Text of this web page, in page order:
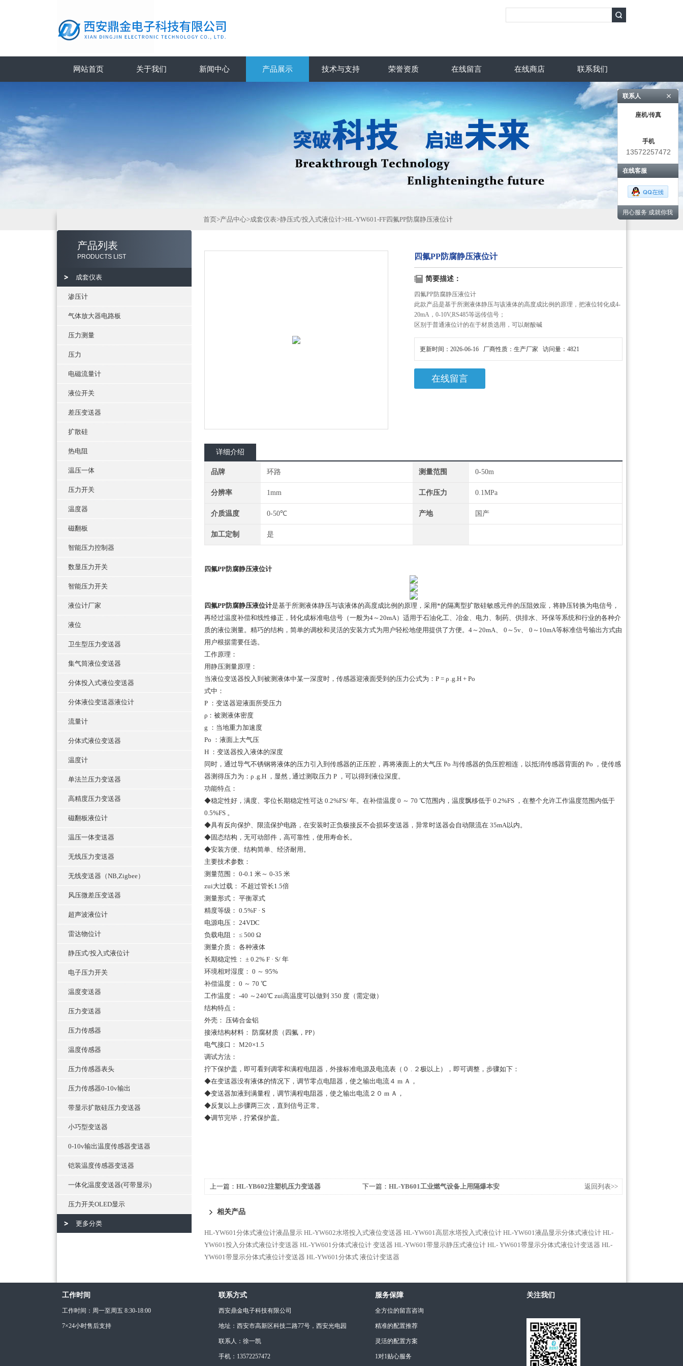
网站首页 关于我们 新闻中心 产品展示 技术与支持 荣誉资质 在线留言 在线商店 联系我们
产品列表
PRODUCTS LIST
成套仪表
渗压计
气体放大器电路板
压力测量
压力
电磁流量计
液位开关
差压变送器
扩散硅
热电阻
温压一体
压力开关
温度器
磁翻板
智能压力控制器
数显压力开关
智能压力开关
液位计厂家
液位
卫生型压力变送器
集气筒液位变送器
分体投入式液位变送器
分体液位变送器液位计
流量计
分体式液位变送器
温度计
单法兰压力变送器
高精度压力变送器
磁翻板液位计
温压一体变送器
无线压力变送器
无线变送器（NB,Zigbee）
风压微差压变送器
超声波液位计
雷达物位计
静压式/投入式液位计
电子压力开关
温度变送器
压力变送器
压力传感器
温度传感器
压力传感器表头
压力传感器0-10v输出
带显示扩散硅压力变送器
小巧型变送器
0-10v输出温度传感器变送器
铠装温度传感器变送器
一体化温度变送器(可带显示)
压力开关OLED显示
更多分类
首页>产品中心>成套仪表>静压式/投入式液位计>HL-YW601-FF四氟PP防腐静压液位计
四氟PP防腐静压液位计
简要描述：
四氟PP防腐静压液位计
此款产品是基于所测液体静压与该液体的高度成比例的原理，把液位转化成4-
20mA，0-10V,RS485等远传信号；
区别于普通液位计的在于材质选用，可以耐酸碱
更新时间：2026-06-16 厂商性质：生产厂家 访问量：4821
在线留言
详细介绍
品牌 环路 测量范围 0-50m
分辨率 1mm 工作压力 0.1MPa
介质温度 0-50℃ 产地 国产
加工定制 是
四氟PP防腐静压液位计
四氟PP防腐静压液位计是基于所测液体静压与该液体的高度成比例的原理，采用*的隔离型扩散硅敏感元件的压阻效应，将静压转换为电信号，
再经过温度补偿和线性修正，转化成标准电信号（一般为4～20mA）适用于石油化工、冶金、电力、制药、供排水、环保等系统和行业的各种介
质的液位测量。精巧的结构，简单的调校和灵活的安装方式为用户轻松地使用提供了方便。4～20mA、 0～5v、 0～10mA等标准信号输出方式由
用户根据需要任选。
工作原理：
用静压测量原理：
当液位变送器投入到被测液体中某一深度时，传感器迎液面受到的压力公式为：Ρ = ρ .g.H + Po
式中：
P ：变送器迎液面所受压力
ρ：被测液体密度
g ：当地重力加速度
Po ：液面上大气压
H ：变送器投入液体的深度
同时，通过导气不锈钢将液体的压力引入到传感器的正压腔，再将液面上的大气压 Po 与传感器的负压腔相连，以抵消传感器背面的 Po ，使传感
器测得压力为：ρ .g.H ，显然 , 通过测取压力 P ，可以得到液位深度。
功能特点：
◆稳定性好，满度、零位长期稳定性可达 0.2%FS/ 年。在补偿温度 0 ～ 70 ℃范围内，温度飘移低于 0.2%FS ，在整个允许工作温度范围内低于
0.5%FS 。
◆具有反向保护、限流保护电路，在安装时正负极接反不会损坏变送器，异常时送器会自动限流在 35mA以内。
◆固态结构，无可动部件，高可靠性，使用寿命长。
◆安装方便、结构简单、经济耐用。
主要技术参数：
测量范围： 0-0.1 米～ 0-35 米
zui大过载： 不超过管长1.5倍
测量形式： 平衡罩式
精度等级： 0.5%F · S
电源电压： 24VDC
负载电阻： ≤ 500 Ω
测量介质： 各种液体
长期稳定性： ± 0.2% F · S/ 年
环境相对湿度： 0 ～ 95%
补偿温度： 0 ～ 70 ℃
工作温度： -40 ～240℃ zui高温度可以做到 350 度（需定做）
结构特点：
外壳： 压铸合金铝
接液结构材料： 防腐材质（四氟，PP）
电气接口： M20×1.5
调试方法：
拧下保护盖，即可看到调零和满程电阻器，外接标准电源及电流表（０ . ２极以上），即可调整，步骤如下：
◆在变送器没有液体的情况下，调节零点电阻器，使之输出电流４ m Ａ，
◆变送器加液到满量程，调节满程电阻器，使之输出电流２０ m Ａ，
◆反复以上步骤两三次，直到信号正常。
◆调节完毕，拧紧保护盖。
上一篇： HL-YB602注塑机压力变送器 下一篇： HL-YB601工业燃气设备上用隔爆本安
返回列表>>
相关产品
HL-YW601分体式液位计液晶显示 HL-YW602水塔投入式液位变送器 HL-YW601高层水塔投入式液位计 HL-YW601液晶显示分体式液位计 HL-
YW601投入分体式液位计变送器 HL-YW601分体式液位计 变送器 HL-YW601带显示静压式液位计 HL- YW601带显示分体式液位计变送器 HL-
YW601带显示分体式液位计变送器 HL-YW601分体式 液位计变送器
工作时间
工作时间：周一至周五 8:30-18:00
7×24小时售后支持
联系方式
西安鼎金电子科技有限公司
地址：西安市高新区科技二路77号，西安光电园
联系人：徐一凯
手机：13572257472
服务保障
全方位的留言咨询
精准的配置推荐
灵活的配置方案
1对1贴心服务
关注我们
联系人
座机/传真
手机
13572257472
在线客服
用心服务 成就你我